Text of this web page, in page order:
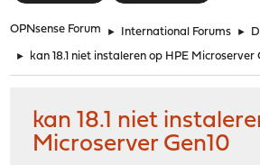
OPNsense Forum ► International Forums ►
► kan 18.1 niet instaleren op HPE Microserver
kan 18.1 niet
Microserver Gen10